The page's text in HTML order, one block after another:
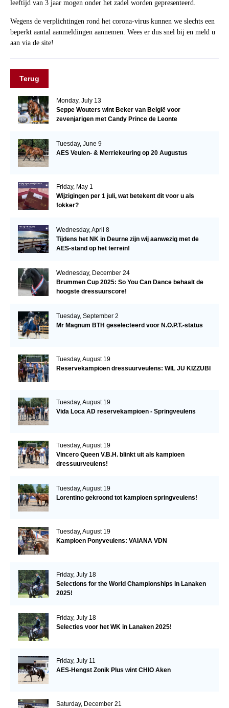
leeftijd van 3 jaar mogen onder het zadel worden gepresenteerd.
Wegens de verplichtingen rond het corona-virus kunnen we slechts een
beperkt aantal aanmeldingen aannemen. Wees er dus snel bij en meld u
aan via de site!
Terug
Monday, July 13
Seppe Wouters wint Beker van België voor
zevenjarigen met Candy Prince de Leonte
Tuesday, June 9
AES Veulen- & Merriekeuring op 20 Augustus
Friday, May 1
Wijzigingen per 1 juli, wat betekent dit voor u als
fokker?
Wednesday, April 8
Tijdens het NK in Deurne zijn wij aanwezig met de
AES-stand op het terrein!
Wednesday, December 24
Brummen Cup 2025: So You Can Dance behaalt de
hoogste dressuurscore!
Tuesday, September 2
Mr Magnum BTH geselecteerd voor N.O.P.T.-status
Tuesday, August 19
Reservekampioen dressuurveulens: WIL JU KIZZUBI
Tuesday, August 19
Vida Loca AD reservekampioen - Springveulens
Tuesday, August 19
Vincero Queen V.B.H. blinkt uit als kampioen
dressuurveulens!
Tuesday, August 19
Lorentino gekroond tot kampioen springveulens!
Tuesday, August 19
Kampioen Ponyveulens: VAIANA VDN
Friday, July 18
Selections for the World Championships in Lanaken
2025!
Friday, July 18
Selecties voor het WK in Lanaken 2025!
Friday, July 11
AES-Hengst Zonik Plus wint CHIO Aken
Saturday, December 21